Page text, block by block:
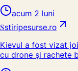
acum 2 luni
Sstiripesurse.ro
Kievul a fost vizat
cu drone și rachete